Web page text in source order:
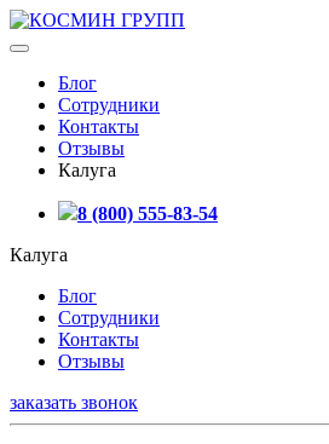
Блог
Сотрудники
Контакты
Отзывы
Калуга
8 (800) 555-83-54
Калуга
Блог
Сотрудники
Контакты
Отзывы
заказать звонок